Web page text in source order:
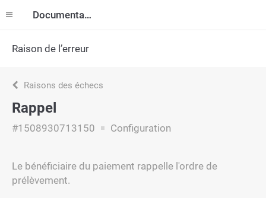
Documentation
Raison de l’erreur
Raisons des échecs
Rappel
#1508930713150 Configuration
Le bénéficiaire du paiement rappelle l'ordre de
prélèvement.